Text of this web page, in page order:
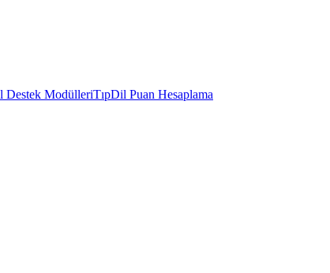
Destek ModülleriTıpDil Puan Hesaplama